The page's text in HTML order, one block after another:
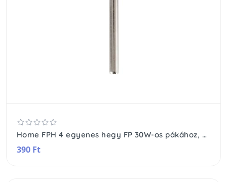
Home FPH 4 egyenes hegy FP 30W-os pákához, átmérő: 4 mm
390 Ft